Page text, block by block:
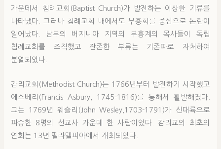
가운데서 침례교회(Baptist Church)가 발전하는 이상한 기류를
나타냈다. 그러나 침례교회 내에서도 부흥회를 중심으로 논란이
일어났다. 남부의 버지니아 지역의 부흥계의 목사들이 독립
침례교회를 조직했고 잔존한 부류는 기존파로 자처하여
분열되었다.
감리교회(Methodist Church)는 1766년부터 발전하기 시작했고
에스베리(Francis Asbury, 1745-1816)를 통해서 활발해졌다.
그는 1769년 웨슬리(John Wesley,1703-1791)가 신대륙으로
파송한 8명의 선교사 가운데 한 사람이었다. 감리교의 최초의
연회는 13년 필라델피아에서 개최되었다.